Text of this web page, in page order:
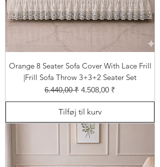
Orange 8 Seater Sofa Cover With Lace Frill
|Frill Sofa Throw 3+3+2 Seater Set
Regulær pris
6.440,00 ₹ Salgspris
4.508,00 ₹
Tilføj til kurv